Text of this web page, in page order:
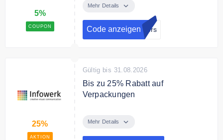
5%
COUPON
Newsletter an und erhalte einen
5% Gutschein auf Deine
Bestellung.
Mehr Details
Code anzeigen kers
25%
AKTION
Gültig bis 31.08.2026
Bis zu 25% Rabatt auf
Verpackungen
Verpackungen.
Mehr Details